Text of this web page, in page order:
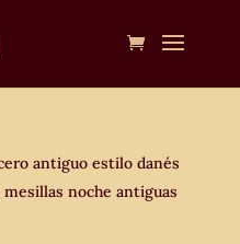
antiguo estilo danés
noche antiguas